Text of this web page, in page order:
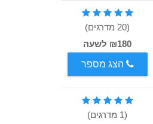
(20 מדרגים)
₪180 לשעה
הצג מספר
(1 מדרגים)